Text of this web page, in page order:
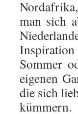
man sich
Sommer
eigenen
die sich